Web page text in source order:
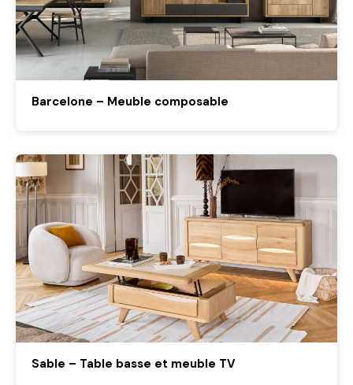
Barcelone – Meuble composable
Sable – Table basse et meuble TV